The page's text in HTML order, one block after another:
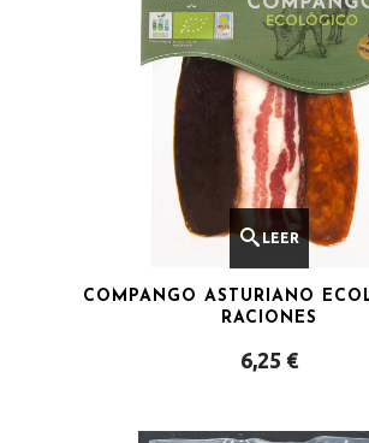
LEER
MÁS
COMPANGO ASTURIANO
RACIONES
6,25 €